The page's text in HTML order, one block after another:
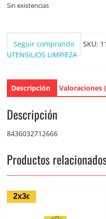
Sin existencias
Seguir comprando SKU:
UTENSILIOS LIMPIEZA
Descripción Valoraciones
Descripción
8436032712666
Productos
2x3€